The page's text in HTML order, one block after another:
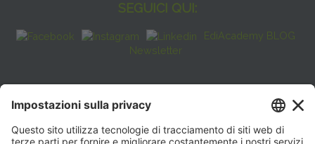
SEGUICI QUI:
EdiAcademy BLOG
Newsletter
FAQ
CONTATTI